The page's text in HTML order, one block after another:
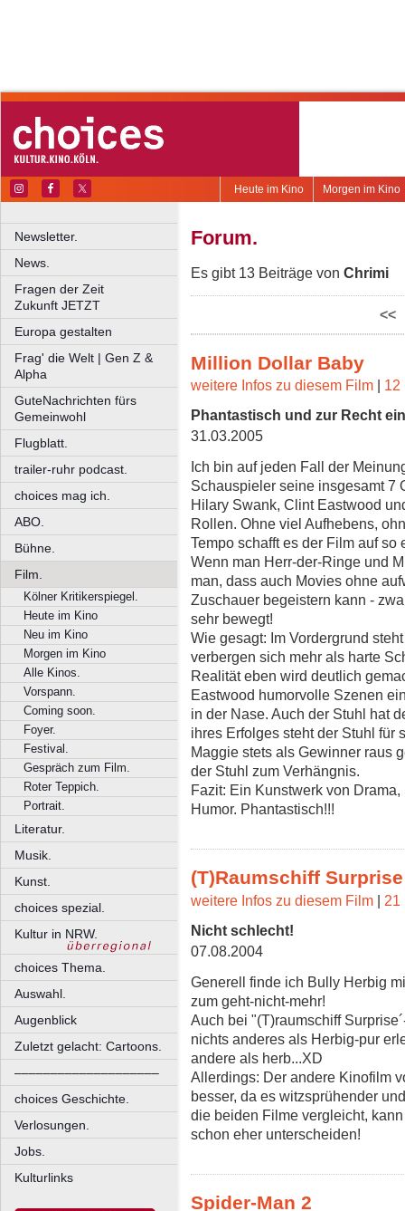
Morgen im Kino
Heute im Kino
Newsletter.
News.
Fragen der Zeit
Zukunft JETZT
Europa gestalten
Frag' die Welt | Gen Z &
Alpha
GuteNachrichten fürs
Gemeinwohl
Flugblatt.
trailer-ruhr podcast.
choices mag ich.
ABO.
Bühne.
Film.
Kölner Kritikerspiegel.
Heute im Kino
Neu im Kino
Morgen im Kino
Alle Kinos.
Vorspann.
Coming soon.
Foyer.
Festival.
Gespräch zum Film.
Roter Teppich.
Portrait.
Literatur.
Musik.
Kunst.
choices spezial.
Kultur in NRW.
choices Thema.
Auswahl.
Augenblick
Zuletzt gelacht: Cartoons.
––––––––––––––––––––
choices Geschichte.
Verlosungen.
Jobs.
Kulturlinks
Forum.
Es gibt 13 Beiträge von Chrimi
<<
Million Dollar Baby
weitere Infos zu diesem Film | 12
Phantastisch und zur Recht
31.03.2005
Ich bin auf jeden Fall der
Schauspieler seine insgesamt 7
Hilary Swank, Clint Eastwood
Rollen. Ohne viel Aufhebens,
Tempo schafft es der Film auf so
Wenn man Herr-der-Ringe und
man, dass auch Movies ohne
Zuschauer begeistern kann -
sehr bewegt!
Wie gesagt: Im Vordergrund
verbergen sich mehr als harte
Realität eben wird deutlich
Eastwood humorvolle Szenen
in der Nase. Auch der Stuhl hat
ihres Erfolges steht der Stuhl für
Maggie stets als Gewinner raus
der Stuhl zum Verhängnis.
Fazit: Ein Kunstwerk von
Humor. Phantastisch!!!
(T)Raumschiff
weitere Infos zu diesem Film | 21
Nicht schlecht!
07.08.2004
Generell finde ich Bully Herbig
zum geht-nicht-mehr!
Auch bei "(T)raumschiff
nichts anderes als Herbig-pur
andere als herb...XD
Allerdings: Der andere Kinofilm
besser, da es witzsprühender
die beiden Filme vergleicht,
schon eher unterscheiden!
Spider-Man 2